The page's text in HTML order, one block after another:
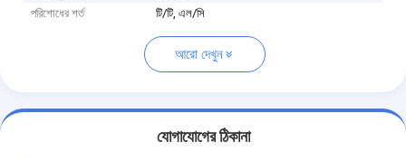
পরিশোধের শর্ত
টি/টি, এল/সি
আরো দেখুন
যোগাযোগের ঠিকানা